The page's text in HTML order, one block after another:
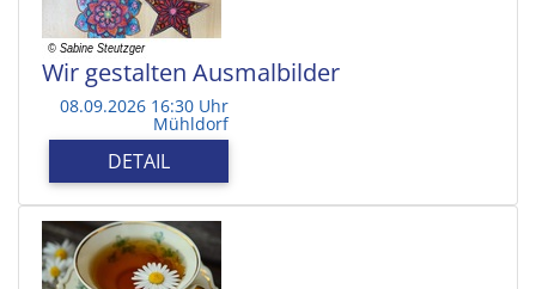
Wir gestalten Ausmalbilder
08.09.2026 16:30 Uhr
Mühldorf
DETAIL